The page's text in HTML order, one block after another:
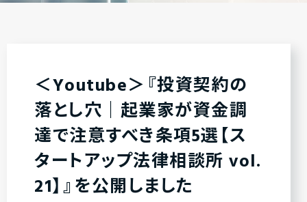
＜Youtube＞『投資契約の
落とし穴｜起業家が資金調
達で注意すべき条項5選【ス
タートアップ法律相談所 vol.
21】』を公開しました